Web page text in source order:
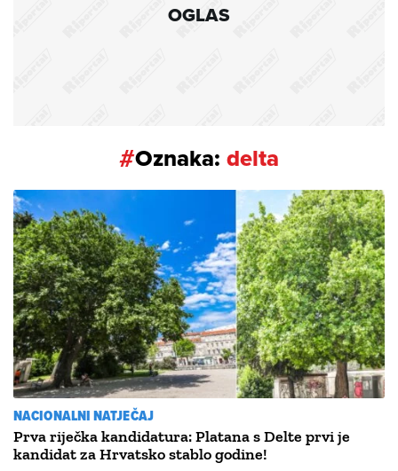
OGLAS
#Oznaka: delta
NACIONALNI NATJEČAJ
Prva riječka kandidatura: Platana s Delte prvi je
kandidat za Hrvatsko stablo godine!